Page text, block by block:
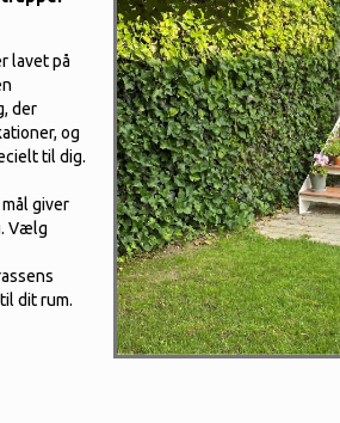
lavet på
der
og
til dig.
giver
Vælg
dit rum.